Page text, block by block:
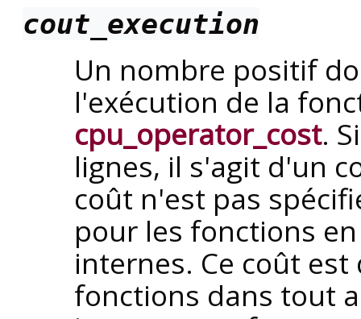
cout_execution
Un nombre positif
l'exécution de la
cpu_operator_cost.
lignes, il s'agit d'un
coût n'est pas
pour les fonctions
internes. Ce coût
fonctions dans tout